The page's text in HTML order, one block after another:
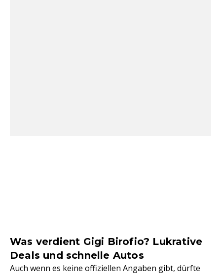
Was verdient Gigi Birofio? Lukrative
Deals und schnelle Autos
Auch wenn es keine offiziellen Angaben gibt, dürfte